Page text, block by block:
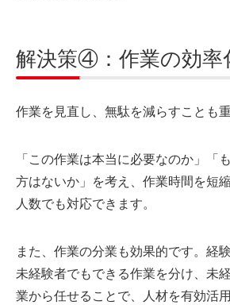
解決策④：作業の効率
作業を見直し、無駄を減らすことも重
「この作業は本当に必要なのか」「
方はないか」を考え、作業時間を短
人数でも対応できます。
また、作業の分業も効果的です。経
未経験者でもできる作業を分け、未
業から任せることで、人材を有効活用